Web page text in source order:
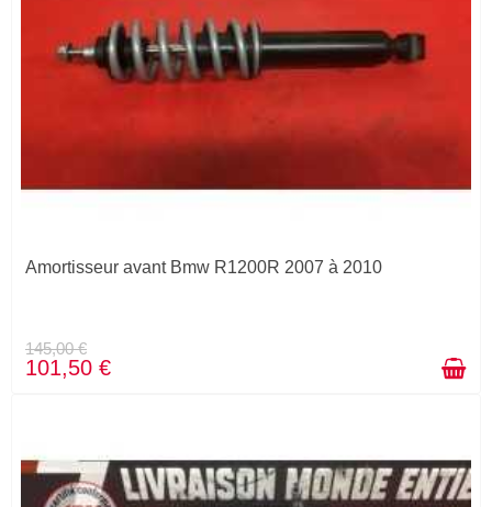
Amortisseur avant Bmw R1200R 2007 à 2010
145,00 €
101,50 €